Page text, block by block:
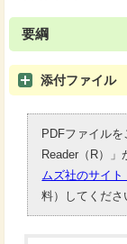
要綱
添付ファイル
PDFファイルを
Reader（R）
ムズ社のサイ
料）してくださ